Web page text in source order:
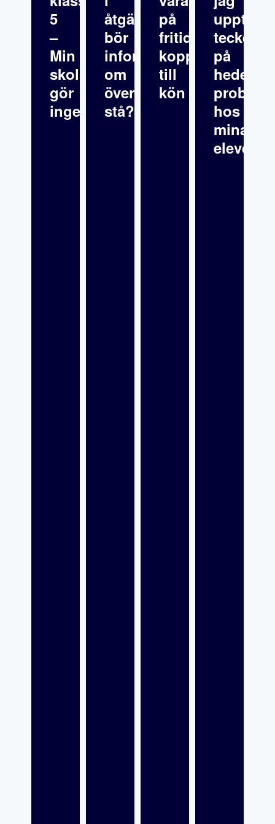
5
–
Min
skolsköterska
gör
inget
åtgärdsprogrammet
bör
informationen
om
överklagande
stå?
på
fritids
kopplat
till
kön
tecken
på
hos
mina
elever?